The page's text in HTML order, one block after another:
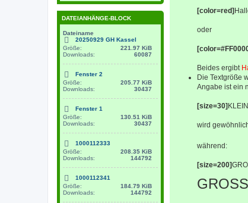
[color=red]
oder
Beides ergibt
Die Textgröße
Angabe ist ein
[size=30] KLEIN
wird
während:
[size=200]
DATEIANHÄNGE-BLOCK
Dateiname
20250929 GH Kassel
Größe:
221.97 KiB
Downloads:
60087
Fenster 2
Größe:
205.77 KiB
Downloads:
30437
Fenster 1
Größe:
130.51 KiB
Downloads:
30437
1000112333
Größe:
208.35 KiB
Downloads:
144792
1000112341
Größe:
184.79 KiB
Downloads:
144792